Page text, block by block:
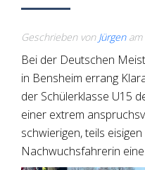
Geschrieben von Jürgenam
Bei der Deutschen
in Bensheim errang
der Schülerklasse U15
einer extrem
schwierigen, teils
Nachwuchsfahrerin